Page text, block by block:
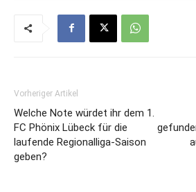
Vorheriger Artikel
Welche Note würdet ihr dem 1.
FC Phönix Lübeck für die
laufende Regionalliga-Saison
geben?